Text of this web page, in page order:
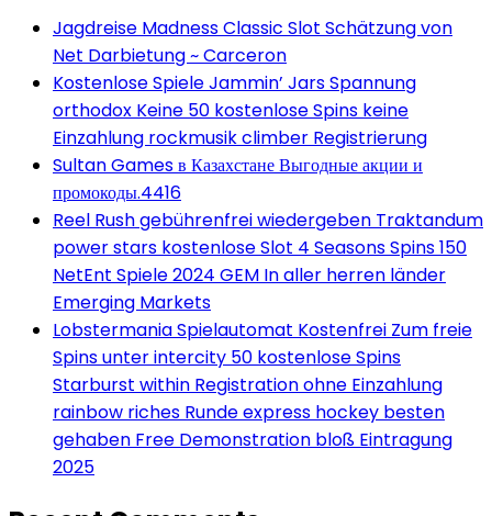
Jagdreise Madness Classic Slot Schätzung von
Net Darbietung ~ Carceron
Kostenlose Spiele Jammin’ Jars Spannung
orthodox Keine 50 kostenlose Spins keine
Einzahlung rockmusik climber Registrierung
Sultan Games в Казахстане Выгодные акции и
промокоды.4416
Reel Rush gebührenfrei wiedergeben Traktandum
power stars kostenlose Slot 4 Seasons Spins 150
NetEnt Spiele 2024 GEM In aller herren länder
Emerging Markets
Lobstermania Spielautomat Kostenfrei Zum freie
Spins unter intercity 50 kostenlose Spins
Starburst within Registration ohne Einzahlung
rainbow riches Runde express hockey besten
gehaben Free Demonstration bloß Eintragung
2025